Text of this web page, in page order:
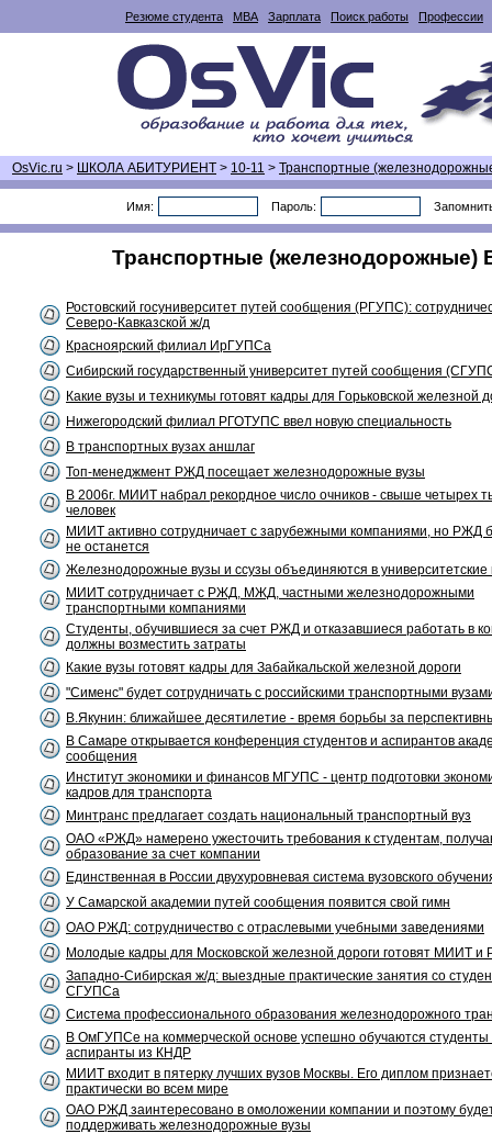
Резюме студента MBA Зарплата Поиск работы Профессии
OsVic.ru > ШКОЛА АБИТУРИЕНТ > 10-11 > Транспортные
Имя: Пароль:
Транспортные (железнодорожные)
Ростовский госуниверситет путей сообщения (РГУПС):
Северо-Кавказской ж/д
Красноярский филиал ИрГУПСа
Сибирский государственный университет путей сообщения
Какие вузы и техникумы готовят кадры для Горьковской железной
Нижегородский филиал РГОТУПС ввел новую специальность
В транспортных вузах аншлаг
Топ-менеджмент РЖД посещает железнодорожные вузы
В 2006г. МИИТ набрал рекордное число очников - свыше четырех
человек
МИИТ активно сотрудничает с зарубежными компаниями, но РЖД
не останется
Железнодорожные вузы и ссузы объединяются в университетские
МИИТ сотрудничает с РЖД, МЖД, частными железнодорожными
транспортными компаниями
Студенты, обучившиеся за счет РЖД и отказавшиеся работать в
должны возместить затраты
Какие вузы готовят кадры для Забайкальской железной дороги
"Сименс" будет сотрудничать с российскими транспортными
В.Якунин: ближайшее десятилетие - время борьбы за
В Самаре открывается конференция студентов и аспирантов
сообщения
Институт экономики и финансов МГУПС - центр подготовки
кадров для транспорта
Минтранс предлагает создать национальный транспортный вуз
ОАО «РЖД» намерено ужесточить требования к студентам,
образование за счет компании
Единственная в России двухуровневая система вузовского
У Самарской академии путей сообщения появится свой гимн
ОАО РЖД: сотрудничество с отраслевыми учебными заведениями
Молодые кадры для Московской железной дороги готовят МИИТ
Западно-Сибирская ж/д: выездные практические занятия со
СГУПСа
Система профессионального образования железнодорожного
В ОмГУПСе на коммерческой основе успешно обучаются студенты
аспиранты из КНДР
МИИТ входит в пятерку лучших вузов Москвы. Его диплом
практически во всем мире
ОАО РЖД заинтересовано в омоложении компании и поэтому
поддерживать железнодорожные вузы